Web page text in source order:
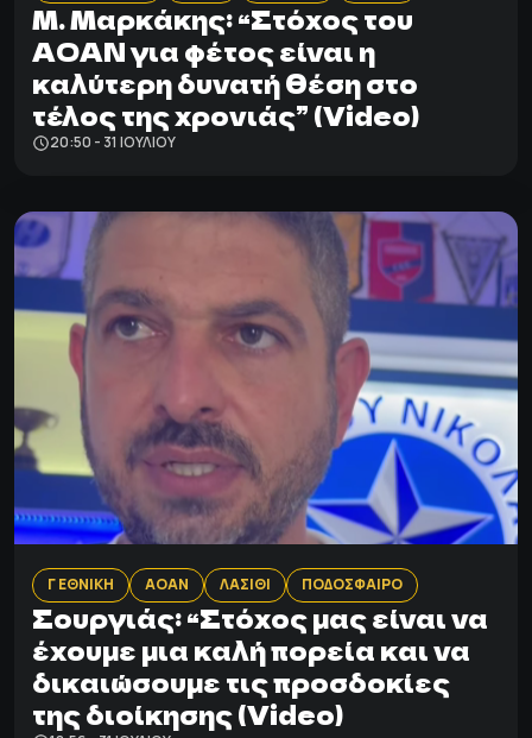
M. Μαρκάκης: “Στόχος του
ΑΟΑΝ για φέτος είναι η
καλύτερη δυνατή θέση στο
τέλος της χρονιάς” (Video)
20:50 - 31 ΙΟΥΛΊΟΥ
Γ ΕΘΝΙΚΗ ΑΟΑΝ ΛΑΣΙΘΙ ΠΟΔΟΣΦΑΙΡΟ
Σουργιάς: “Στόχος μας είναι να
έχουμε μια καλή πορεία και να
δικαιώσουμε τις προσδοκίες
της διοίκησης (Video)